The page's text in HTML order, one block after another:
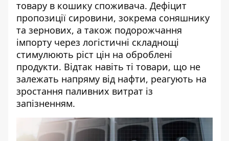
товару в кошику споживача. Дефіцит
пропозиції сировини, зокрема соняшнику
та зернових, а також подорожчання
імпорту через логістичні складнощі
стимулюють ріст цін на оброблені
продукти. Відтак навіть ті товари, що не
залежать напряму від нафти, реагують на
зростання паливних витрат із
запізненням.